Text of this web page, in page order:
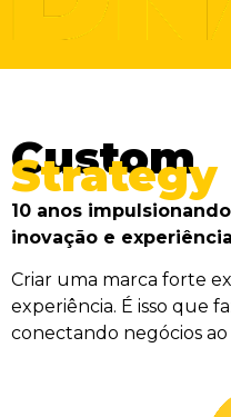
Custom
Strategy
10 anos
inovação e
Criar uma marca forte
experiência. É isso que
conectando negócios